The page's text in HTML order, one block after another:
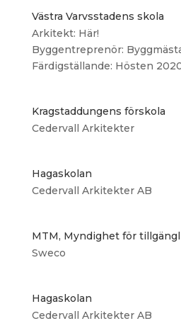
Västra Varvsstadens skola
Arkitekt: Här!
Byggentreprenör:
Färdigställande: Hösten
Kragstaddungens förskola
Cedervall Arkitekter
Hagaskolan
Cedervall Arkitekter AB
MTM, Myndighet för
Sweco
Hagaskolan
Cedervall Arkitekter AB